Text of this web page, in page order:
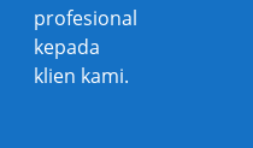
profesional
kepada
klien kami.